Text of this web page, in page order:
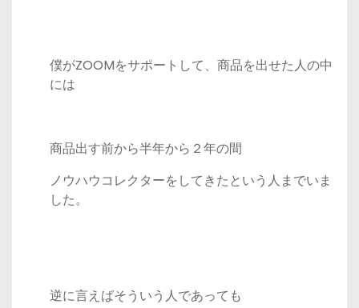
僕がZOOMをサポートして、商品を出せた人の中
には
商品出す前から半年から２年の間
ノウハウコレクターをしてきたという人までいま
した。
逆に言えばそういう人であっても